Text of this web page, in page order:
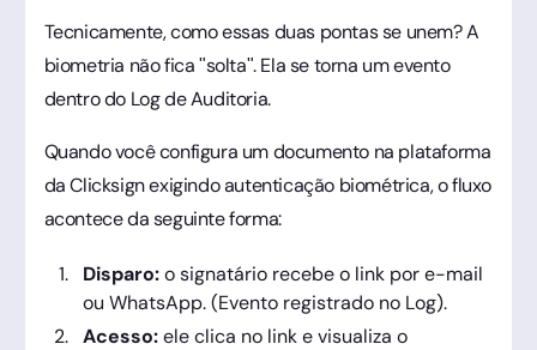
Tecnicamente, como essas duas pontas se unem? A
biometria não fica "solta". Ela se torna um evento
dentro do Log de Auditoria.
Quando você configura um documento na plataforma
da Clicksign exigindo autenticação biométrica, o fluxo
acontece da seguinte forma:
Disparo:o signatário recebe o link por e-mail
ou WhatsApp. (Evento registrado no Log).
Acesso:ele clica no link e visualiza o